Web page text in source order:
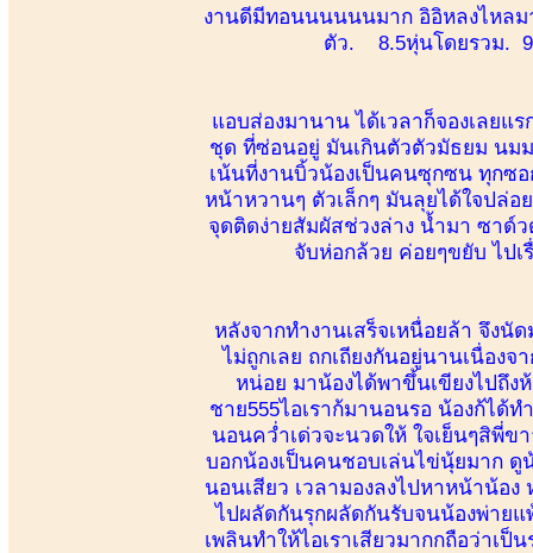
งานดีมีทอนนนนนนมาก อิอิหลงไหล
ตัว. 8.5หุ่นโดยรวม. 9
แอบส่องมานาน ได้เวลาก็จองเลยแ
ชุด ที่ซ่อนอยู่ มันเกินตัวตัวมัธยม นม
เน้นที่งานบิ้วน้องเป็นคนซุกซน ทุกซ
หน้าหวานๆ ตัวเล็กๆ มันลุยได้ใจปล่อ
จุดติดง่ายสัมผัสช่วงล่าง น้ำมา ซาด์ว
จับห่อกล้วย ค่อยๆขยับ ไป
หลังจากทำงานเสร็จเหนื่อยล้า จึงนั
ไม่ถูกเลย ถกเถียงกันอยู่นานเนื่อง
หน่อย มาน้องได้พาขึ้นเขียงไปถึง
ชาย555ไอเราก้มานอนรอ น้องก้ได้ท
นอนคว่ำเด่วจะนวดให้ ใจเย็นๆสิพี่ข
บอกน้องเป็นคนชอบเล่นไข่นุ้ยมาก ดูน้
นอนเสียว เวลามองลงไปหาหน้าน้อง
ไปผลัดกันรุกผลัดกันรับจนน้องพ่าย
เพลินทำให้ไอเราเสียวมากกถือว่าเ